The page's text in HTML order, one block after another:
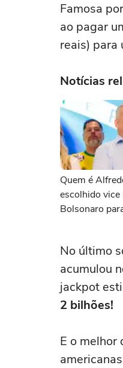
Famosa
ao pagar
reais) para
Notícias
Quem é
escolhido vice
Bolsonaro
No último
acumulou
jackpot
2 bilhões!
E o